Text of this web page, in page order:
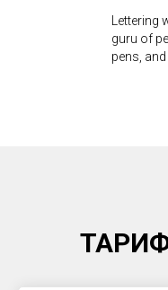
guru of
pens,